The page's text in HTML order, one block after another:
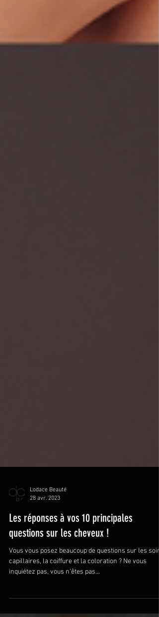
Lodace Beauté
28 avr. 2023
Les réponses à vos 10 principales
questions sur les cheveux !
Vous vous posez beaucoup de questions sur les
inquiétez pas, vous n'êtes pas...